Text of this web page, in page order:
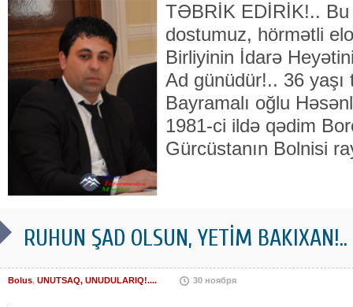
TƏBRİK EDİRİK!..
dostumuz, hörmətli
Birliyinin İdarə
Ad günüdür!.. 36
Bayramalı oğlu
1981-ci ildə qədim
Gürcüstanın Bolnisi
RUHUN ŞAD OLSUN, YETİM BAKIXAN!..
Bolus, UNUTSAQ, UNUDULARIQ!.... 30 ноября